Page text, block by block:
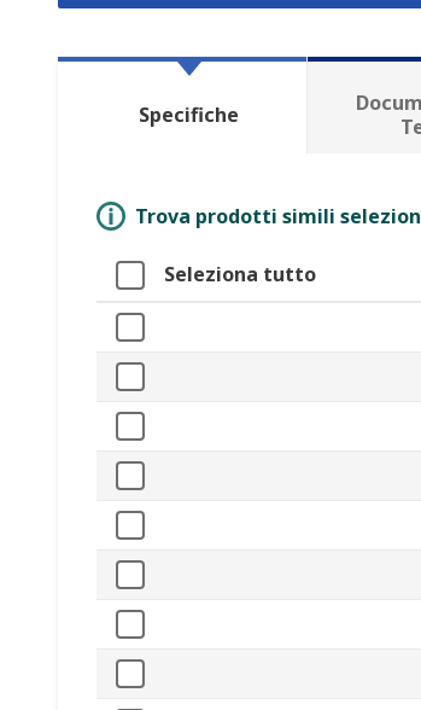
Specifiche
Trova prodotti simili
Seleziona tutto